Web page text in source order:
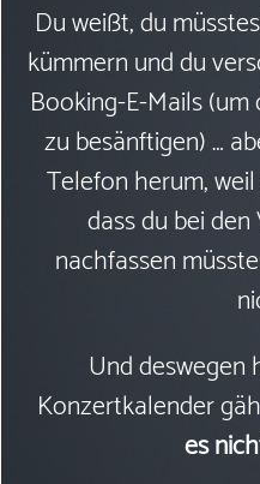
Du weißt, du
kümmern und du
Booking-E-Mails
zu besänftigen) …
Telefon herum,
dass du bei
nachfassen
Und deswegen
Konzertkalender
es